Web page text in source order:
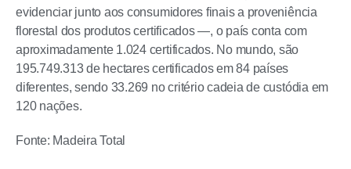
evidenciar junto aos consumidores finais a proveniência
florestal dos produtos certificados —, o país conta com
aproximadamente 1.024 certificados. No mundo, são
195.749.313 de hectares certificados em 84 países
diferentes, sendo 33.269 no critério cadeia de custódia em
120 nações.
Fonte: Madeira Total